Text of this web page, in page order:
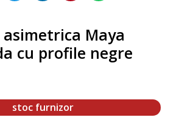
Maya
cu profile negre
stoc furnizor